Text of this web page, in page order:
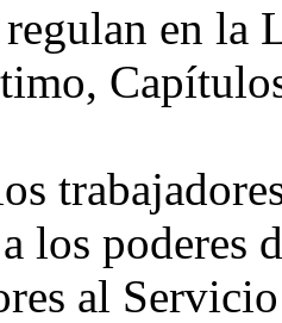
regulan en
los poderes
al